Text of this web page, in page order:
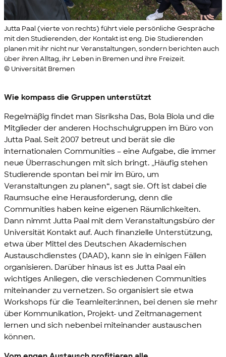
Jutta Paal (vierte von rechts) führt viele persönliche Gespräche
mit den Studierenden, der Kontakt ist eng. Die Studierenden
planen mit ihr nicht nur Veranstaltungen, sondern berichten auch
über ihren Alltag, ihr Leben in Bremen und ihre Freizeit.
© Universität Bremen
Wie kompass die Gruppen unterstützt
Regelmäßig findet man Sisriksha Das, Bola Biola und die
Mitglieder der anderen Hochschulgruppen im Büro von
Jutta Paal. Seit 2007 betreut und berät sie die
internationalen Communities – eine Aufgabe, die immer
neue Überraschungen mit sich bringt. „Häufig stehen
Studierende spontan bei mir im Büro, um
Veranstaltungen zu planen“, sagt sie. Oft ist dabei die
Raumsuche eine Herausforderung, denn die
Communities haben keine eigenen Räumlichkeiten.
Dann nimmt Jutta Paal mit dem Veranstaltungsbüro der
Universität Kontakt auf. Auch finanzielle Unterstützung,
etwa über Mittel des Deutschen Akademischen
Austauschdienstes (DAAD), kann sie in einigen Fällen
organisieren. Darüber hinaus ist es Jutta Paal ein
wichtiges Anliegen, die verschiedenen Communities
miteinander zu vernetzen. So organisiert sie etwa
Workshops für die Teamleiter:innen, bei denen sie mehr
über Kommunikation, Projekt- und Zeitmanagement
lernen und sich nebenbei miteinander austauschen
können.